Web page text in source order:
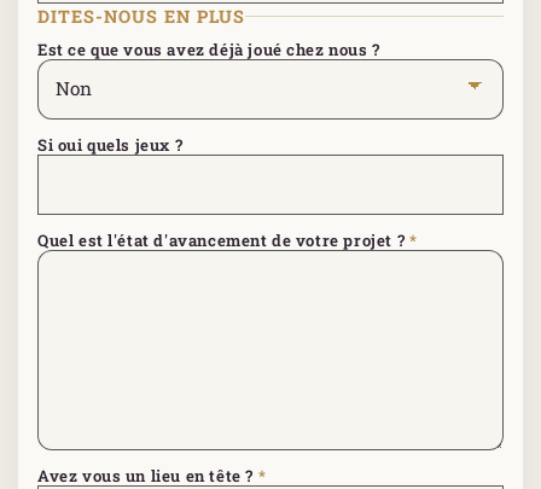
DITES-NOUS EN PLUS
Est ce que vous avez déjà joué chez nous ?
Si oui quels jeux ?
Quel est l'état d'avancement de votre projet ? *
Avez vous un lieu en tête ? *